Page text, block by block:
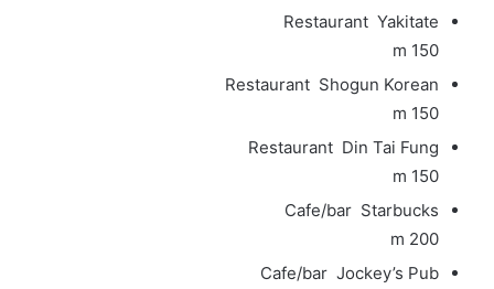
Restaurant Yakitate
150 m
Restaurant Shogun Korean
150 m
Restaurant Din Tai Fung
150 m
Cafe/bar Starbucks
200 m
Cafe/bar Jockey’s Pub